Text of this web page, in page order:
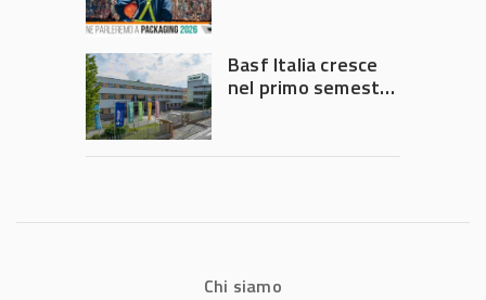
Governo
Basf Italia cresce
nel primo semestre
Chi siamo